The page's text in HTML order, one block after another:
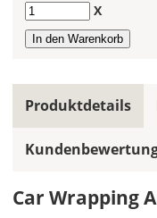
Das
Dekor
wird
Änderungen
der
nicht
regelmäßig
Anzahl X
Produktdetails
Car Wrapping